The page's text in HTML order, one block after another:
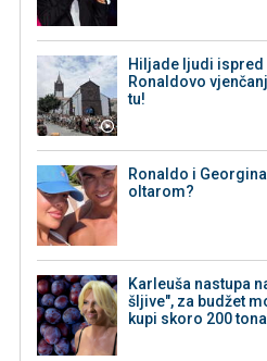
Hiljade ljudi ispred
Ronaldovo
tu!
Ronaldo i
oltarom?
Karleuša nastupa
šljive", za budžet
kupi skoro 200